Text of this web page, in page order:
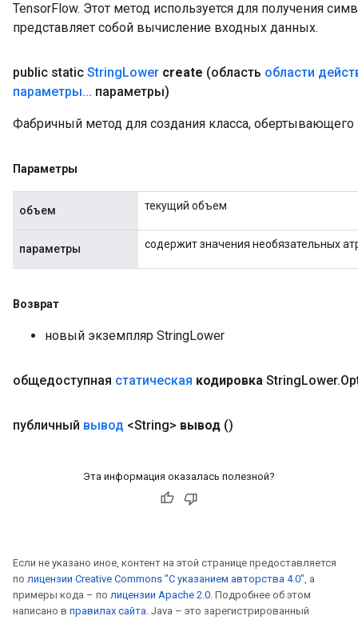
TensorFlow. Этот метод используется для получения
представляет собой вычисление входных данных.
public static StringLower create (область области
параметры... параметры)
Фабричный метод для создания класса,
Параметры
объем текущий объем
параметры содержит значения необязательных
Возврат
новый экземпляр StringLower
общедоступная статическая кодировка StringLower.
публичный вывод <String> вывод ()
Эта информация оказалась полезной?
Если не указано иное, контент на этой странице предоставляется
по лицензии Creative Commons "С указанием авторства 4.0", а
примеры кода – по лицензии Apache 2.0. Подробнее об этом
написано в правилах сайта. Java – это зарегистрированный